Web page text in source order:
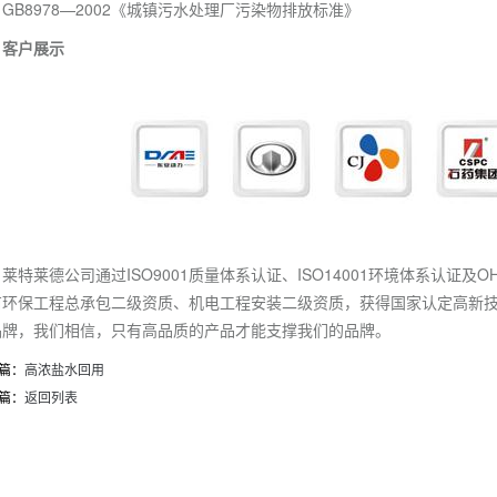
GB8978—2002《城镇污水处理厂污染物排放标准》
客户展示
莱特莱德公司通过ISO9001质量体系认证、ISO14001环境体系认证及
保工程总承包二级资质、机电工程安装二级资质，获得国家认定高新
，我们相信，只有高品质的产品才能支撑我们的品牌。
： 高浓盐水回用
： 返回列表